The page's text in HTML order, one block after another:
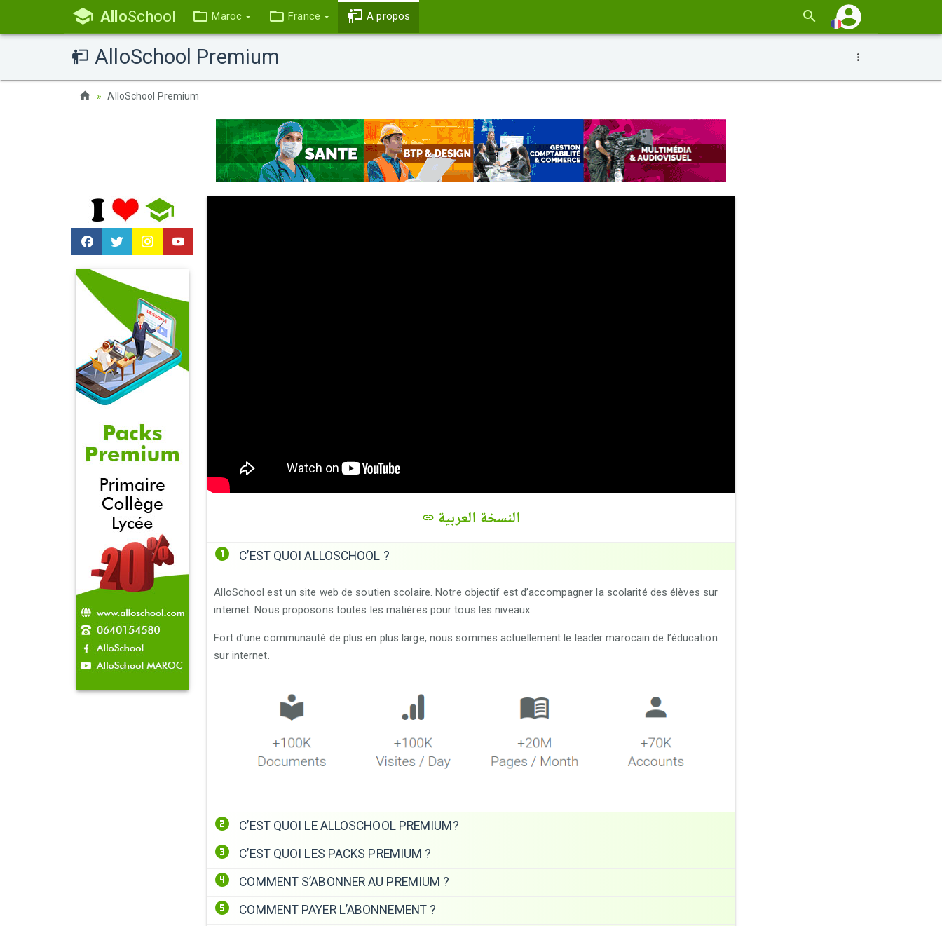
AlloSchool Maroc France A propos
AlloSchool Premium
AlloSchool Premium
النسخة العربية
C’EST QUOI ALLOSCHOOL ?
AlloSchool est un site web de soutien scolaire. Notre objectif est d’accompagner la scolarité des élèves sur
internet. Nous proposons toutes les matières pour tous les niveaux.
Fort d’une communauté de plus en plus large, nous sommes actuellement le leader marocain de l’éducation
sur internet.
C’EST QUOI LE ALLOSCHOOL PREMIUM?
C’EST QUOI LES PACKS PREMIUM ?
COMMENT S’ABONNER AU PREMIUM ?
COMMENT PAYER L’ABONNEMENT ?